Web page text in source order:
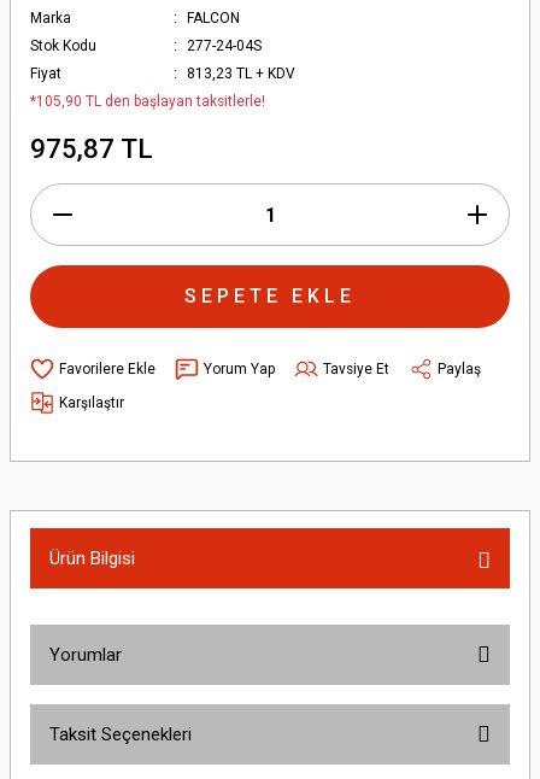
Marka
FALCON
Stok Kodu
277-24-04S
Fiyat
813,23 TL + KDV
*105,90 TL den başlayan taksitlerle!
975,87 TL
SEPETE EKLE
Yorum Yap Tavsiye Et
Paylaş
Karşılaştır
Ürün Bilgisi
Yorumlar
Taksit Seçenekleri